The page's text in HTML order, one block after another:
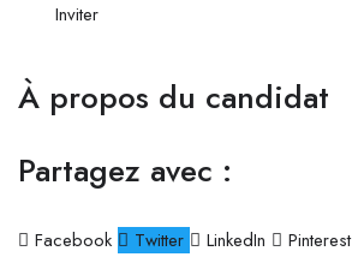
Inviter
À propos du candidat
Partagez avec :
Facebook Twitter LinkedIn Pinterest